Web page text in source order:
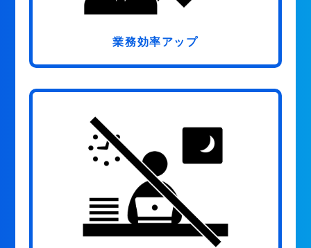
業務効率アップ